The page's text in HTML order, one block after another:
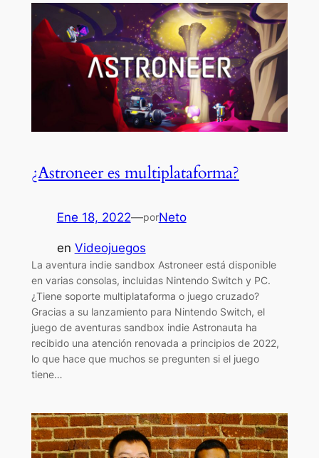
¿Astroneer es multiplataforma?
Ene 18, 2022—porNeto
en Videojuegos
La aventura indie sandbox Astroneer está disponible
en varias consolas, incluidas Nintendo Switch y PC.
¿Tiene soporte multiplataforma o juego cruzado?
Gracias a su lanzamiento para Nintendo Switch, el
juego de aventuras sandbox indie Astronauta ha
recibido una atención renovada a principios de 2022,
lo que hace que muchos se pregunten si el juego
tiene…